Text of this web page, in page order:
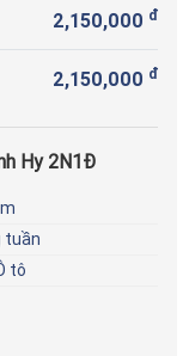
2,150,000 đ
2,150,000 đ
Hy 2N1Đ
tuần
tô